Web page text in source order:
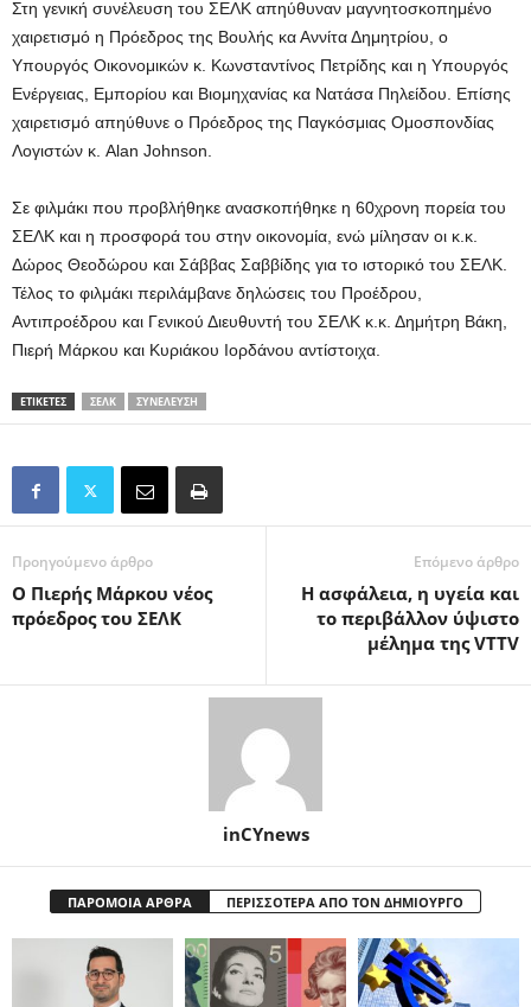
Στη γενική συνέλευση του ΣΕΛΚ απηύθυναν μαγνητοσκοπημένο
χαιρετισμό η Πρόεδρος της Βουλής κα Αννίτα Δημητρίου, ο
Υπουργός Οικονομικών κ. Κωνσταντίνος Πετρίδης και η Υπουργός
Ενέργειας, Εμπορίου και Βιομηχανίας κα Νατάσα Πηλείδου. Επίσης
χαιρετισμό απηύθυνε ο Πρόεδρος της Παγκόσμιας Ομοσπονδίας
Λογιστών κ. Alan Johnson.
Σε φιλμάκι που προβλήθηκε ανασκοπήθηκε η 60χρονη πορεία του
ΣΕΛΚ και η προσφορά του στην οικονομία, ενώ μίλησαν οι κ.κ.
Δώρος Θεοδώρου και Σάββας Σαββίδης για το ιστορικό του ΣΕΛΚ.
Τέλος το φιλμάκι περιλάμβανε δηλώσεις του Προέδρου,
Αντιπροέδρου και Γενικού Διευθυντή του ΣΕΛΚ κ.κ. Δημήτρη Βάκη,
Πιερή Μάρκου και Κυριάκου Ιορδάνου αντίστοιχα.
ΕΤΙΚΕΤΕΣ ΣΕΛΚ ΣΥΝΈΛΕΥΣΗ
Προηγούμενο άρθρο
Ο Πιερής Μάρκου νέος
πρόεδρος του ΣΕΛΚ
Επόμενο άρθρο
H ασφάλεια, η υγεία και
το περιβάλλον ύψιστο
μέλημα της VTTV
inCYnews
ΠΑΡΟΜΟΙΑ ΑΡΘΡΑ ΠΕΡΙΣΣΟΤΕΡΑ ΑΠΟ ΤΟΝ ΔΗΜΙΟΥΡΓΟ